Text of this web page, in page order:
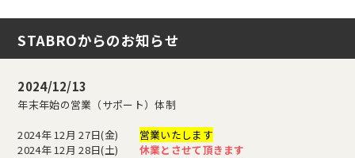
STABROからのお知らせ
2024/12/13
年末年始の営業（サポート）体制
2024年 12月 27日(金) 営業いたします
2024年 12月 28日(土) 休業とさせて頂きます